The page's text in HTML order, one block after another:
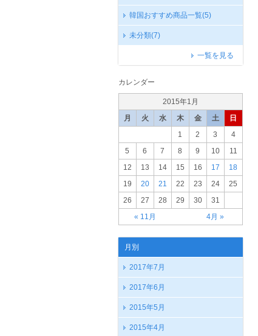
韓国おすすめ商品一覧(5)
未分類(7)
一覧を見る
カレンダー
2015年1月
月
火 水 木 金 土 日
« 11月 4月 »
1 2 3
4
5
6 7 8 9 10
11
12
13 14 15 16 17
18
19
20 21 22 23 24
25
26
27 28 29 30 31
月別
2017年7月
2017年6月
2015年5月
2015年4月